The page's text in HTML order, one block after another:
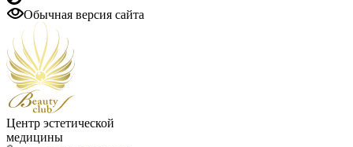
Обычная версия сайта
Центр эстетической
медицины